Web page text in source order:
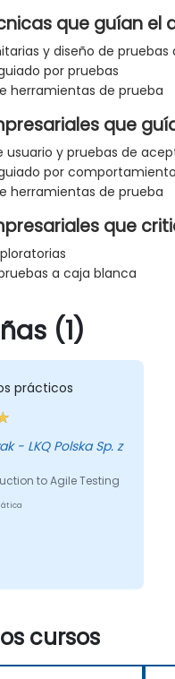
que guían el
y diseño de pruebas
por pruebas
herramientas de prueba
que
usuario y pruebas de
por comportamiento
herramientas de prueba
que
a caja blanca
(1)
prácticos
- LKQ Polska Sp. z
to Agile Testing
cursos